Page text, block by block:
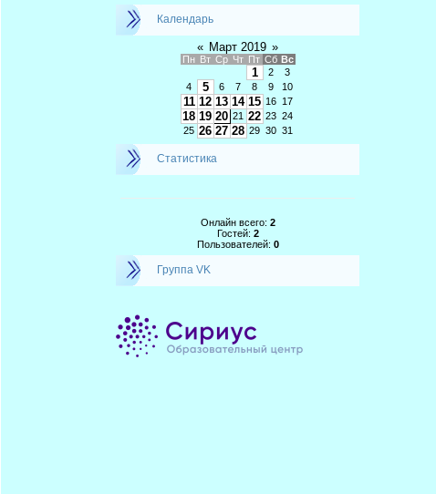
Календарь
« Март 2019 »
Пн Вт Ср Чт Пт Сб Вс
1 2
3
4
5 6 7 8 9 10
11 12 13 14 15 16 17
18 19 20 21 22 23 24
25 26 27 28 29 30 31
Статистика
Онлайн всего: 2
Гостей: 2
Пользователей: 0
Группа VK